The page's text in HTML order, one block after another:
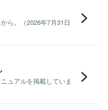
ら。（2026年7月31日
ュアルを掲載していま